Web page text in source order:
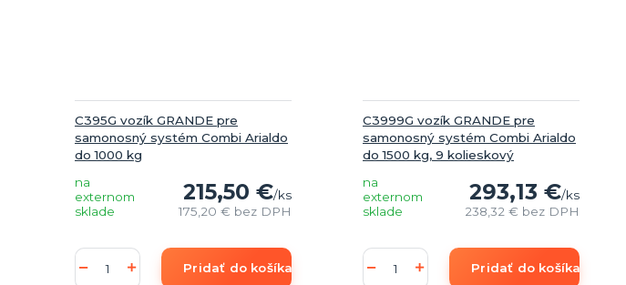
C395G vozík GRANDE pre
samonosný systém Combi Arialdo
do 1000 kg
215,50 €/ks
175,20 € bez DPH
na
externom
sklade
Pridať do košíka
C3999G vozík GRANDE pre
samonosný systém Combi Arialdo
do 1500 kg, 9 kolieskový
293,13 €/ks
238,32 € bez DPH
na
externom
sklade
Pridať do košíka